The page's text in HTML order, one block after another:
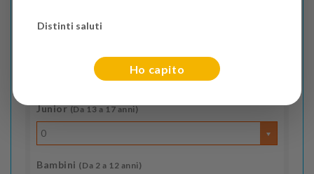
Indica il numero dei passeggeri
Junior(Da 13 a 17 anni)
0
Bambini (Da 2 a 12 anni)
Distinti saluti
Ho capito